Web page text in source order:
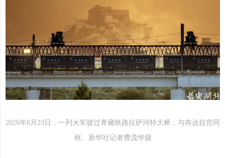
2026年6月23日，一列火车驶过青藏铁路拉萨河特大桥，与布达拉宫同
框。新华社记者费茂华摄